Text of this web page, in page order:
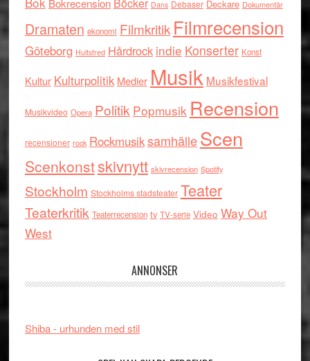
Bokrecension Dans Debaser Deckare Dokumentär
Dramaten ekonomi Filmkritik Filmrecension
Göteborg Hultsfred Hårdrock indie Konserter Konst
Kultur Kulturpolitik Medier Musik Musikfestival
Musikvideo Opera Politik Popmusik Recension
recensioner rock RockmusiksamhälleScen
Scenkonstskivnytt skivrecension Spotify
Stockholm Stockholms stadsteater Teater
Teaterkritik Teaterrecension tv TV-serie Video Way Out
West
ANNONSER
Shiba - urhunden med stil